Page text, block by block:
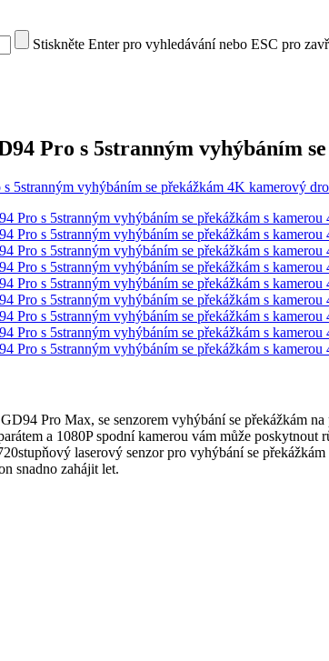
Stiskněte Enter pro vyhledávání nebo ESC pro
Pro s 5stranným vyhýbáním
Pro Max, se senzorem vyhýbání se překážkám
a 1080P spodní kamerou vám může
laserový senzor pro vyhýbání se
snadno zahájit let.